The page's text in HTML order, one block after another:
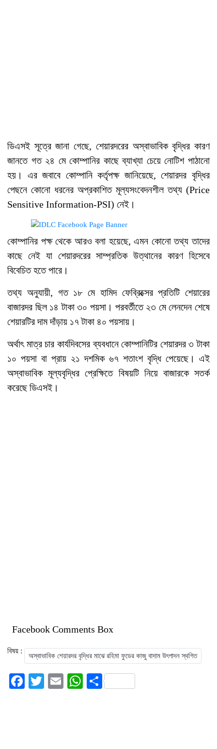
ডিএসই সূত্রে জানা গেছে, শেয়ারদরের অস্বাভাবিক বৃদ্ধির কারণ
জানতে গত ২৪ মে কোম্পানির কাছে ব্যাখ্যা চেয়ে নোটিশ পাঠানো
হয়। এর জবাবে কোম্পানি কর্তৃপক্ষ জানিয়েছে, শেয়ারদর বৃদ্ধির
পেছনে কোনো ধরনের অপ্রকাশিত মূল্যসংবেদনশীল তথ্য (Price
Sensitive Information-PSI) নেই।
কোম্পানির পক্ষ থেকে আরও বলা হয়েছে, এমন কোনো তথ্য তাদের
কাছে নেই যা শেয়ারদরের সাম্প্রতিক উত্থানের কারণ হিসেবে
বিবেচিত হতে পারে।
তথ্য অনুযায়ী, গত ১৮ মে হামিদ ফেব্রিক্সের প্রতিটি শেয়ারের
বাজারদর ছিল ১৪ টাকা ৩০ পয়সা। পরবর্তীতে ২৩ মে লেনদেন শেষে
শেয়ারটির দাম দাঁড়ায় ১৭ টাকা ৪০ পয়সায়।
অর্থাৎ মাত্র চার কার্যদিবসের ব্যবধানে কোম্পানিটির শেয়ারদর ৩ টাকা
১০ পয়সা বা প্রায় ২১ দশমিক ৬৭ শতাংশ বৃদ্ধি পেয়েছে। এই
অস্বাভাবিক মূল্যবৃদ্ধির প্রেক্ষিতে বিষয়টি নিয়ে বাজারকে সতর্ক
করেছে ডিএসই।
Facebook Comments Box
বিষয় :
অস্বাভাবিক শেয়ারদর বৃদ্ধির মাঝে রহিমা ফুডের কাজু বাদাম উৎপাদন স্থগিত
Facebook
TwitterEmailWhatsApp
Share